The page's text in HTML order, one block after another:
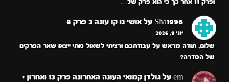
ופרק 11 אחר כך כי הוא פרק של…
Sha1996 על אושי נו קו עונה 3 פרק 8
יוני 9, 2026
שלום, תודה מראש על עבודתכם ורציתי לשאול מתי ייצאו שאר הפרקים
של הסדרה?
em על
גולדן קמואי העונה האחרונה פרק 13 ואחרון +